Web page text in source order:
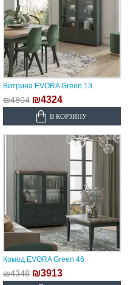
Витрина EVORA Green 13
₪4804 ₪4324
В КОРЗИНУ
Комод EVORA Green 46
₪4348 ₪3913